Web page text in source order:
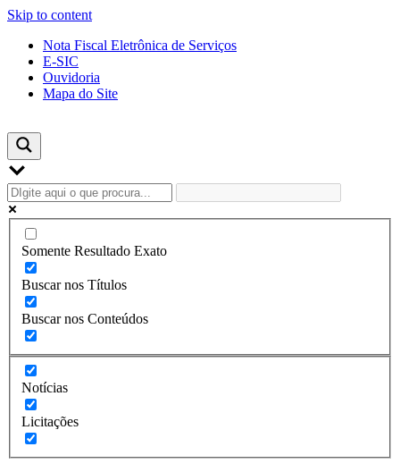
Skip to content
Nota Fiscal Eletrônica de Serviços
E-SIC
Ouvidoria
Mapa do Site
Somente Resultado Exato
Buscar nos Títulos
Buscar nos Conteúdos
Notícias
Licitações